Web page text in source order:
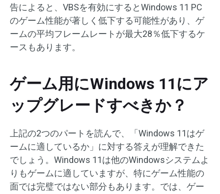
告によると、VBSを有効にするとWindows 11 PC
のゲーム性能が著しく低下する可能性があり、ゲ
ームの平均フレームレートが最大28％低下するケ
ースもあります。
ゲーム用にWindows 11にア
ップグレードすべきか？
上記の2つのパートを読んで、「Windows 11はゲ
ームに適しているか」に対する答えが理解できた
でしょう。Windows 11は他のWindowsシステムよ
りもゲームに適していますが、特にゲーム性能の
面では完璧ではない部分もあります。では、ゲー